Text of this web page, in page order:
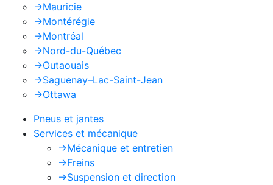
->Mauricie
->Montérégie
->Montréal
->Nord-du-Québec
->Outaouais
->Saguenay–Lac-Saint-Jean
->Ottawa
Pneus et jantes
Services et mécanique
->Mécanique et entretien
->Freins
->Suspension et direction